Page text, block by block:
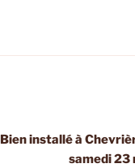
Bien installé à
samedi 23